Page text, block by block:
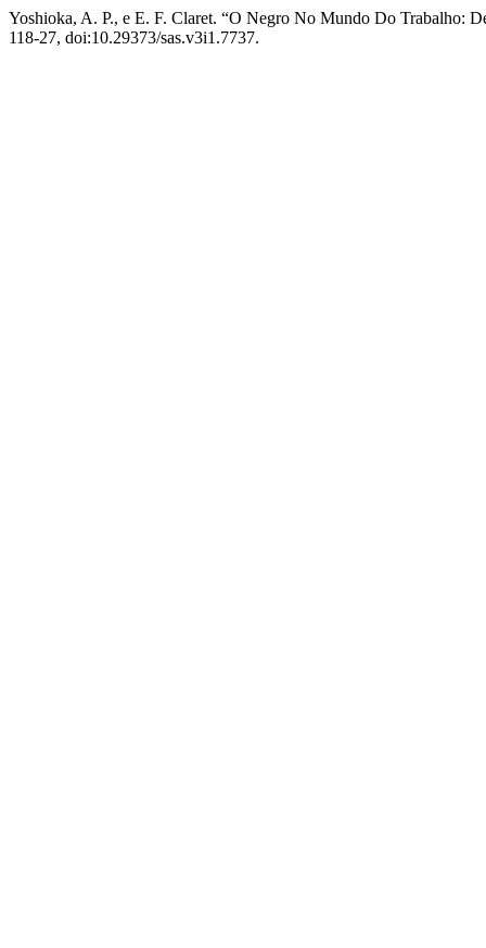
Yoshioka, A. P., e E. F. Claret. “O Negro No Mundo Do Trabalho:
118-27, doi:10.29373/sas.v3i1.7737.